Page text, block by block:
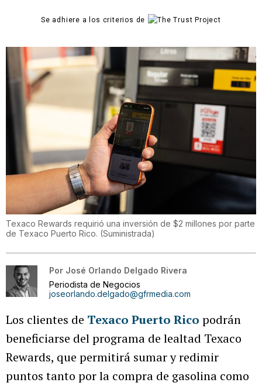
Se adhiere a los criterios de
Texaco Rewards requirió una inversión de $2 millones por parte
de Texaco Puerto Rico. (Suministrada)
Por José Orlando Delgado Rivera
Periodista de Negocios
joseorlando.delgado@gfrmedia.com
Los clientes de Texaco Puerto Rico podrán
beneficiarse del programa de lealtad Texaco
Rewards, que permitirá sumar y redimir
puntos tanto por la compra de gasolina como